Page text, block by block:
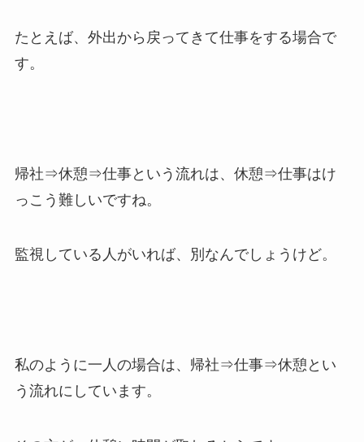
たとえば、外出から戻ってきて仕事をする場合で
す。
帰社⇒休憩⇒仕事という流れは、休憩⇒仕事はけ
っこう難しいですね。
監視している人がいれば、別なんでしょうけど。
私のように一人の場合は、帰社⇒仕事⇒休憩とい
う流れにしています。